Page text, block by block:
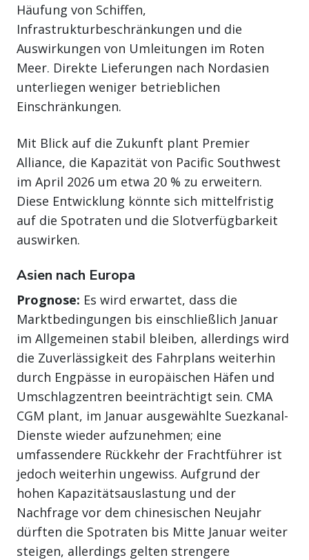
Häufung von Schiffen,
Infrastrukturbeschränkungen und die
Auswirkungen von Umleitungen im Roten
Meer. Direkte Lieferungen nach Nordasien
unterliegen weniger betrieblichen
Einschränkungen.
Mit Blick auf die Zukunft plant Premier
Alliance, die Kapazität von Pacific Southwest
im April 2026 um etwa 20 % zu erweitern.
Diese Entwicklung könnte sich mittelfristig
auf die Spotraten und die Slotverfügbarkeit
auswirken.
Asien nach Europa
Prognose: Es wird erwartet, dass die
Marktbedingungen bis einschließlich Januar
im Allgemeinen stabil bleiben, allerdings wird
die Zuverlässigkeit des Fahrplans weiterhin
durch Engpässe in europäischen Häfen und
Umschlagzentren beeinträchtigt sein. CMA
CGM plant, im Januar ausgewählte Suezkanal-
Dienste wieder aufzunehmen; eine
umfassendere Rückkehr der Frachtführer ist
jedoch weiterhin ungewiss. Aufgrund der
hohen Kapazitätsauslastung und der
Nachfrage vor dem chinesischen Neujahr
dürften die Spotraten bis Mitte Januar weiter
steigen, allerdings gelten strengere